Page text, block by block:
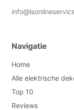
Navigatie
Home
Alle elektrische
Top 10
Reviews